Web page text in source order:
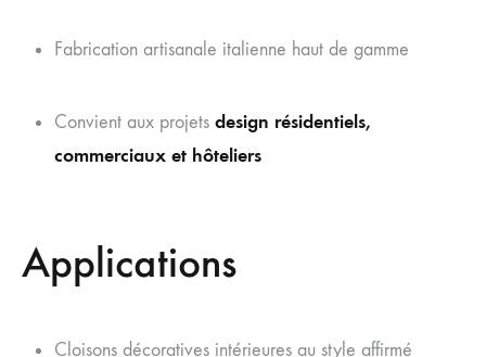
Fabrication artisanale italienne haut de gamme
Convient aux projets design résidentiels,
commerciaux et hôteliers
Applications
Cloisons décoratives intérieures au style affirmé